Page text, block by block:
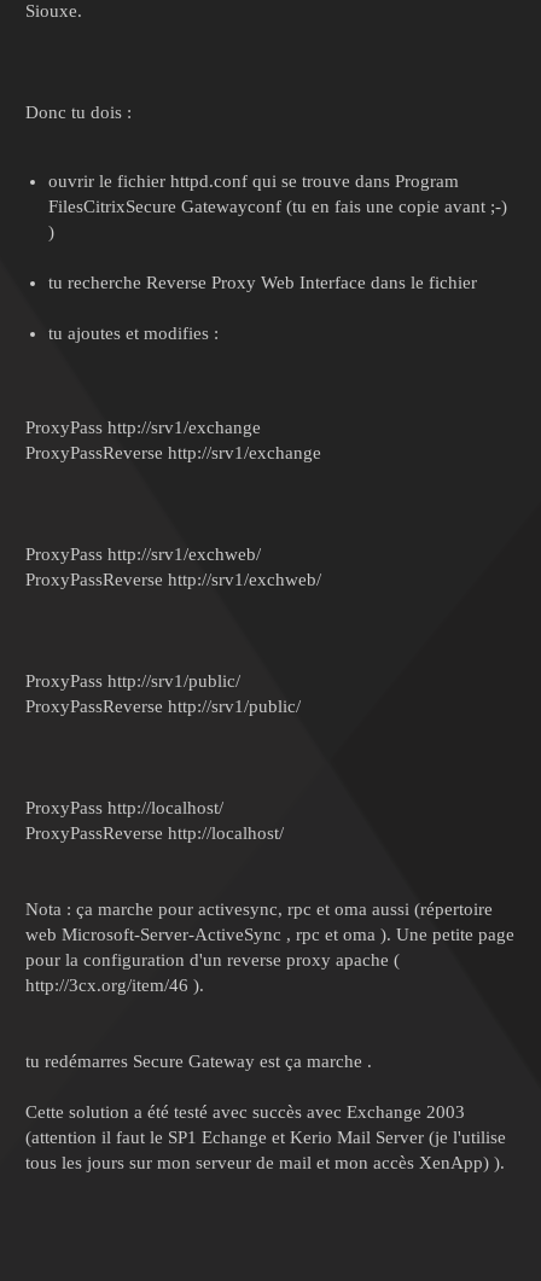
Siouxe.
Donc tu dois :
ouvrir le fichier httpd.conf qui se trouve dans Program
FilesCitrixSecure Gatewayconf (tu en fais une copie avant ;-)
)
tu recherche Reverse Proxy Web Interface dans le fichier
tu ajoutes et modifies :
ProxyPass http://srv1/exchange
ProxyPassReverse http://srv1/exchange
ProxyPass http://srv1/exchweb/
ProxyPassReverse http://srv1/exchweb/
ProxyPass http://srv1/public/
ProxyPassReverse http://srv1/public/
ProxyPass http://localhost/
ProxyPassReverse http://localhost/
Nota : ça marche pour activesync, rpc et oma aussi (répertoire
webMicrosoft-Server-ActiveSync ,rpc etoma ). Une petite page
pour la configuration d'un reverse proxy apache (
http://3cx.org/item/46 ).
tu redémarres Secure Gateway est ça marche .
Cette solution a été testé avec succès avec Exchange 2003
(attention il faut le SP1 Echange et Kerio Mail Server (je l'utilise
tous les jours sur mon serveur de mail et mon accès XenApp) ).